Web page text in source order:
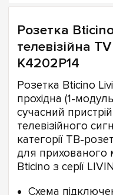
Розетка
телевізійна
K4202P14
Розетка Bticino
прохідна (1-
сучасний
телевізійного
категорії ТВ-
для прихованого
Bticino з серії
Схема